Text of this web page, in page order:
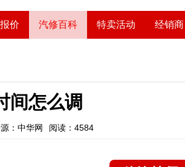
报价 汽修百科 特卖活动 经销商
间怎么调
：中华网 阅读：4584